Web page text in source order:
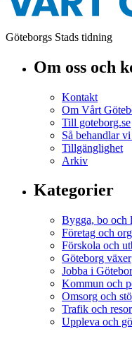
Göteborgs Stads tidning
Om oss och
Kontakt
Om Vårt
Till goteborg.se
Så behandlar
Tillgänglighet
Arkiv
Kategorier
Bygga, bo och
Företag och
Förskola och
Göteborg växer
Jobba i
Kommun och
Omsorg och
Trafik och resor
Uppleva och